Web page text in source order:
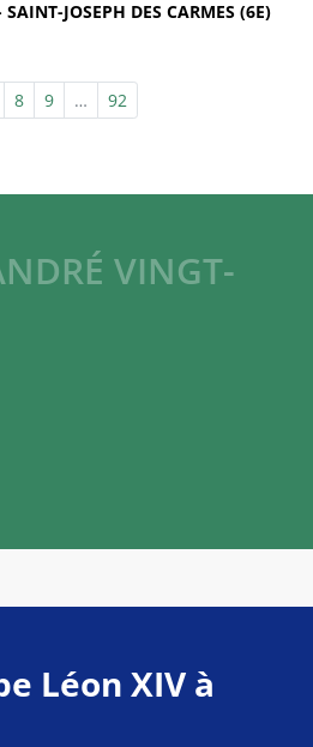
JOSEPH DES CARMES (6E)
8 9 … 92
VINGT-
Léon XIV à